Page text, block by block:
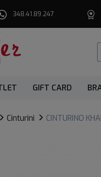
348.41.89.247
GIFT CARD
Cinturini CINTURINO